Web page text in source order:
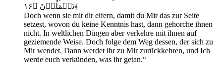
تَعۡمَلُوۡنَ ﴿۱۶﴾
Doch wenn sie mit dir eifern, damit du Mir das zur Seite
setzest, wovon du keine Kenntnis hast, dann gehorche ihnen
nicht. In weltlichen Dingen aber verkehre mit ihnen auf
geziemende Weise. Doch folge dem Weg dessen, der sich zu
Mir wendet. Dann werdet ihr zu Mir zurückkehren, und Ich
werde euch verkünden, was ihr getan.“